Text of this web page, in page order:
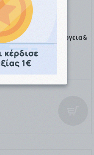
Βιταμίνη για Ενέργεια &
…